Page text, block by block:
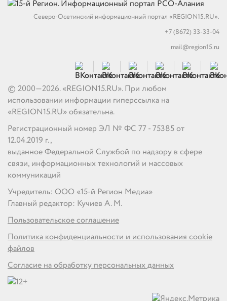
Северо-Осетинский информационный портал «REGION15.RU».
+7 (8672) 33-33-04
mail@region15.ru
© 2000—2026. «REGION15.RU». При любом
использовании информации гиперссылка на
«REGION15.RU» обязательна.
Регистрационный номер ЭЛ № ФС 77 - 75385 от
12.04.2019 г.,
выданное Федеральной Службой по надзору в сфере
связи, информационных технологий и массовых
коммуникаций
Учредитель: ООО «15-й Регион Медиа»
Главный редактор: Кучиев А. М.
Пользовательское соглашение
Политика конфиденциальности и использования cookie
файлов
Согласие на обработку персональных данных